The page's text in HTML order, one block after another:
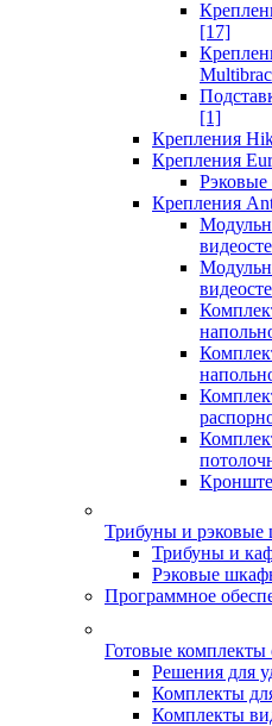
[17]
[1]
Крепления
Крепления
Рэковые
Крепления
Трибуны и
Трибуны и
Рэковые
Программное
Готовые комплекты
Решения для
Комплекты
Комплекты